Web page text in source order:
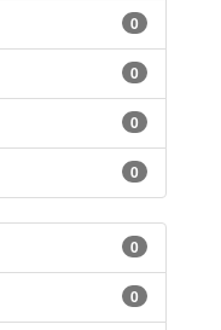
0
0
0
0
0
0